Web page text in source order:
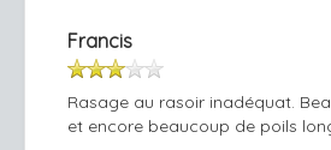
Francis
Rasage au rasoir inadéquat.
et encore beaucoup de poils